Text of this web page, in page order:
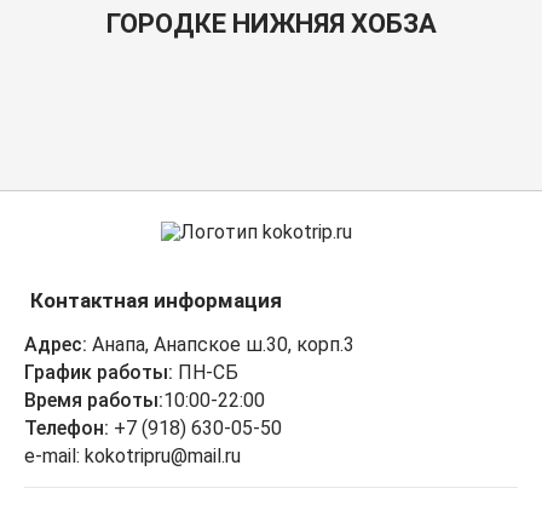
ГОРОДКЕ НИЖНЯЯ ХОБЗА
Контактная информация
Адрес: Анапа, Анапское ш.30, корп.3
График работы: ПН-СБ
Время работы:10:00-22:00
Телефон: +7 (918) 630-05-50
e-mail: kokotripru@mail.ru